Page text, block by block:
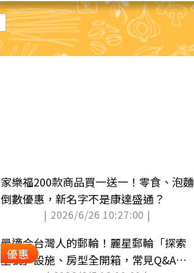
家樂福200款商品買一送一！零食、泡麵
倒數優惠，新名字不是康達盛通？
| 2026/6/26 10:27:00 |
優惠
最適合台灣人的郵輪！麗星郵輪「探索
星號」設施、房型全開箱，常見Q&A整